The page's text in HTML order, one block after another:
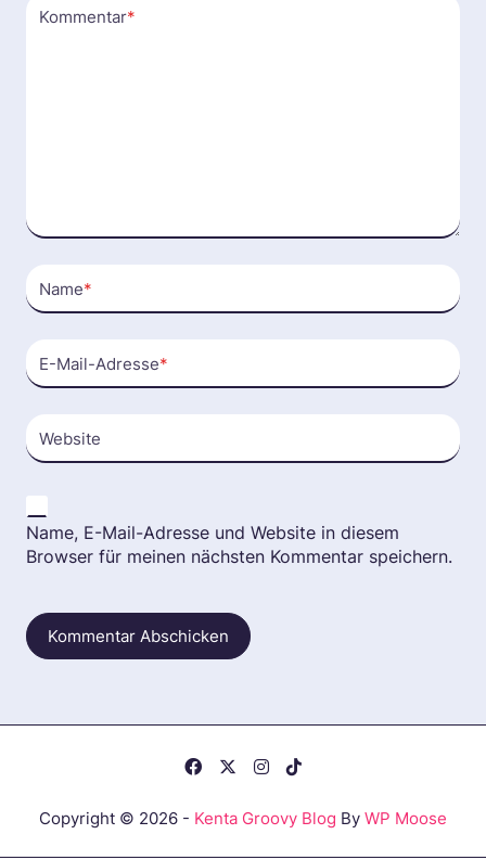
Kommentar*
Name*
E-Mail-Adresse*
Website
Name, E-Mail-Adresse und Website in diesem
Browser für meinen nächsten Kommentar speichern.
Copyright © 2026 - Kenta Groovy Blog By WP Moose